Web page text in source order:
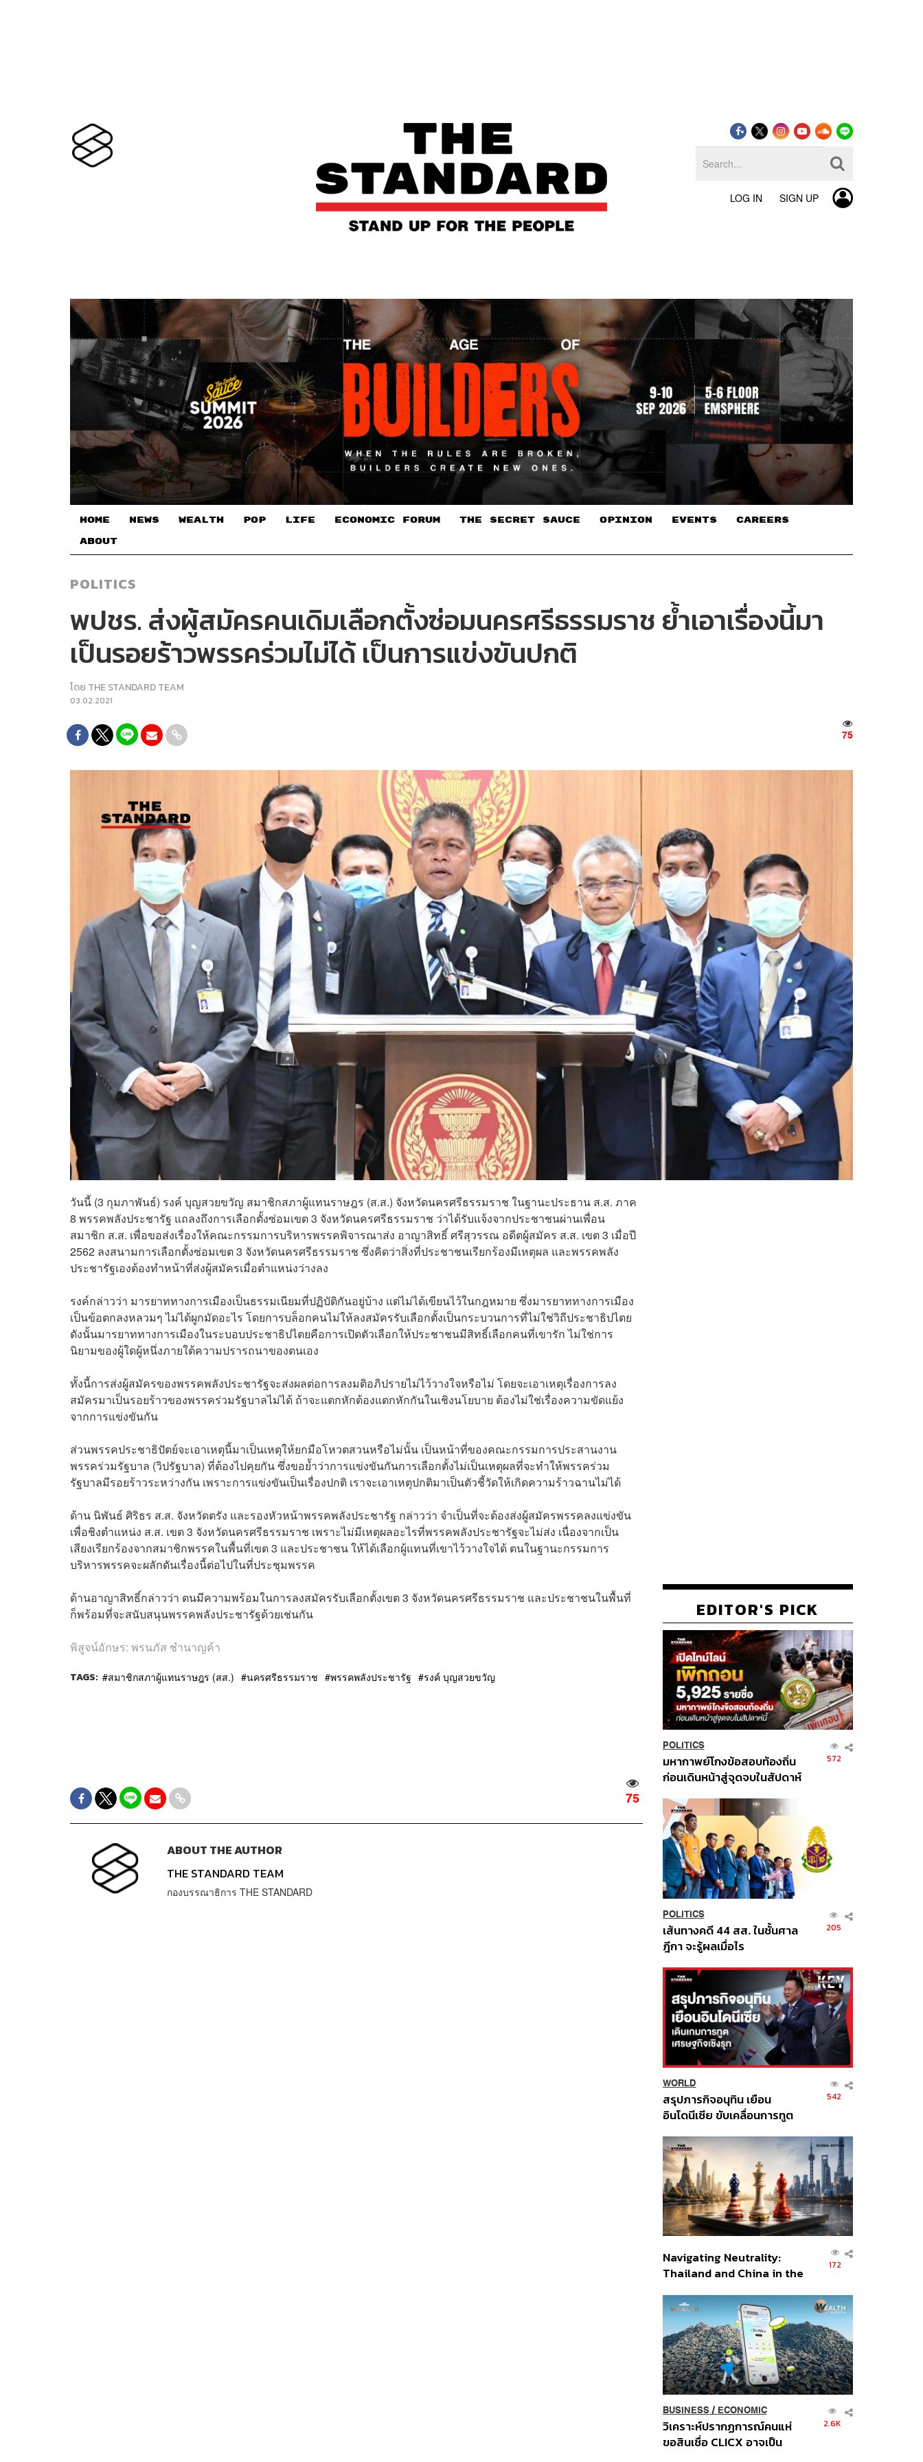
LOG IN SIGN UP
HOME NEWS WEALTH POP LIFE ECONOMIC FORUM THE SECRET SAUCE​ OPINION EVENTS CAREERS
ABOUT
POLITICS
พปชร. ส่งผู้สมัครคนเดิมเลือกตั้งซ่อมนครศรีธรรมราช ย้ำเอาเรื่องนี้มา
เป็นรอยร้าวพรรคร่วมไม่ได้ เป็นการแข่งขันปกติ
โดย THE STANDARD TEAM
03.02.2021
75
วันนี้ (3 กุมภาพันธ์) รงค์ บุญสวยขวัญ สมาชิกสภาผู้แทนราษฎร (ส.ส.) จังหวัดนครศรีธรรมราช ในฐานะประธาน ส.ส. ภาค
8 พรรคพลังประชารัฐ แถลงถึงการเลือกตั้งซ่อมเขต 3 จังหวัดนครศรีธรรมราช ว่าได้รับแจ้งจากประชาชนผ่านเพื่อน
สมาชิก ส.ส. เพื่อขอส่งเรื่องให้คณะกรรมการบริหารพรรคพิจารณาส่ง อาญาสิทธิ์ ศรีสุวรรณ อดีตผู้สมัคร ส.ส. เขต 3 เมื่อปี
2562 ลงสนามการเลือกตั้งซ่อมเขต 3 จังหวัดนครศรีธรรมราช ซึ่งคิดว่าสิ่งที่ประชาชนเรียกร้องมีเหตุผล และพรรคพลัง
ประชารัฐเองต้องทำหน้าที่ส่งผู้สมัครเมื่อตำแหน่งว่างลง
รงค์กล่าวว่า มารยาททางการเมืองเป็นธรรมเนียมที่ปฏิบัติกันอยู่บ้าง แต่ไม่ได้เขียนไว้ในกฎหมาย ซึ่งมารยาททางการเมือง
เป็นข้อตกลงหลวมๆ ไม่ได้ผูกมัดอะไร โดยการบล็อกคนไม่ให้ลงสมัครรับเลือกตั้งเป็นกระบวนการที่ไม่ใช่วิถีประชาธิปไตย
ดังนั้นมารยาททางการเมืองในระบอบประชาธิปไตยคือการเปิดตัวเลือกให้ประชาชนมีสิทธิ์เลือกคนที่เขารัก ไม่ใช่การ
นิยามของผู้ใดผู้หนึ่งภายใต้ความปรารถนาของตนเอง
ทั้งนี้การส่งผู้สมัครของพรรคพลังประชารัฐจะส่งผลต่อการลงมติอภิปรายไม่ไว้วางใจหรือไม่ โดยจะเอาเหตุเรื่องการลง
สมัครมาเป็นรอยร้าวของพรรคร่วมรัฐบาลไม่ได้ ถ้าจะแตกหักต้องแตกหักกันในเชิงนโยบาย ต้องไม่ใช่เรื่องความขัดแย้ง
จากการแข่งขันกัน
ส่วนพรรคประชาธิปัตย์จะเอาเหตุนี้มาเป็นเหตุให้ยกมือโหวตสวนหรือไม่นั้น เป็นหน้าที่ของคณะกรรมการประสานงาน
พรรคร่วมรัฐบาล (วิปรัฐบาล) ที่ต้องไปคุยกัน ซึ่งขอย้ำว่าการแข่งขันกันการเลือกตั้งไม่เป็นเหตุผลที่จะทำให้พรรคร่วม
รัฐบาลมีรอยร้าวระหว่างกัน เพราะการแข่งขันเป็นเรื่องปกติ เราจะเอาเหตุปกติมาเป็นตัวชี้วัดให้เกิดความร้าวฉานไม่ได้
ด้าน นิพันธ์ ศิริธร ส.ส. จังหวัดตรัง และรองหัวหน้าพรรคพลังประชารัฐ กล่าวว่า จำเป็นที่จะต้องส่งผู้สมัครพรรคลงแข่งขัน
เพื่อชิงตำแหน่ง ส.ส. เขต 3 จังหวัดนครศรีธรรมราช เพราะไม่มีเหตุผลอะไรที่พรรคพลังประชารัฐจะไม่ส่ง เนื่องจากเป็น
เสียงเรียกร้องจากสมาชิกพรรคในพื้นที่เขต 3 และประชาชน ให้ได้เลือกผู้แทนที่เขาไว้วางใจได้ ตนในฐานะกรรมการ
บริหารพรรคจะผลักดันเรื่องนี้ต่อไปในที่ประชุมพรรค
ด้านอาญาสิทธิ์กล่าวว่า ตนมีความพร้อมในการลงสมัครรับเลือกตั้งเขต 3 จังหวัดนครศรีธรรมราช และประชาชนในพื้นที่
ก็พร้อมที่จะสนับสนุนพรรคพลังประชารัฐด้วยเช่นกัน
พิสูจน์อักษร: พรนภัส ชำนาญค้า
TAGS: สมาชิกสภาผู้แทนราษฎร (สส.) นครศรีธรรมราช พรรคพลังประชารัฐ รงค์ บุญสวยขวัญ
75
ABOUT THE AUTHOR
THE STANDARD TEAM
กองบรรณาธิการ THE STANDARD
EDITOR'S PICK
POLITICS
มหากาพย์โกงข้อสอบท้องถิ่น
ก่อนเดินหน้าสู่จุดจบในสัปดาห์
572
POLITICS
เส้นทางคดี 44 สส. ในชั้นศาล
ฎีกา จะรู้ผลเมื่อไร
205
WORLD
สรุปภารกิจอนุทิน เยือน
อินโดนีเซีย ขับเคลื่อนการทูต
ส่วนยุทธศาสตร์ไทย –
อินโดนีเซีย
542
Navigating Neutrality:
Thailand and China in the
Order
172
BUSINESS/ ECONOMIC
วิเคราะห์ปรากฏการณ์คนแห่
ขอสินเชื่อ CLICX อาจเป็น
2.6K